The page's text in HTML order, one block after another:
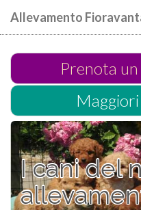
Allevamento
Prenota
I cani del